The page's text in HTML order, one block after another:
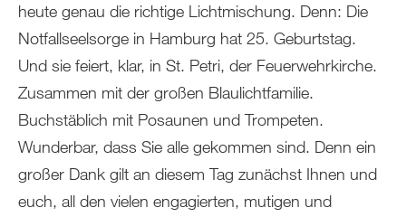
heute genau die richtige Lichtmischung. Denn: Die
Notfallseelsorge in Hamburg hat 25. Geburtstag.
Und sie feiert, klar, in St. Petri, der Feuerwehrkirche.
Zusammen mit der großen Blaulichtfamilie.
Buchstäblich mit Posaunen und Trompeten.
Wunderbar, dass Sie alle gekommen sind. Denn ein
großer Dank gilt an diesem Tag zunächst Ihnen und
euch, all den vielen engagierten, mutigen und